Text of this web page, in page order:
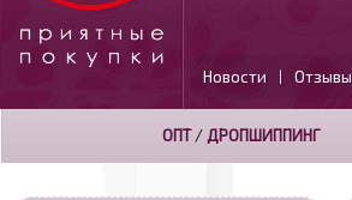
Новости | Отзывы
ОПТ/ ДРОПШИППИНГ